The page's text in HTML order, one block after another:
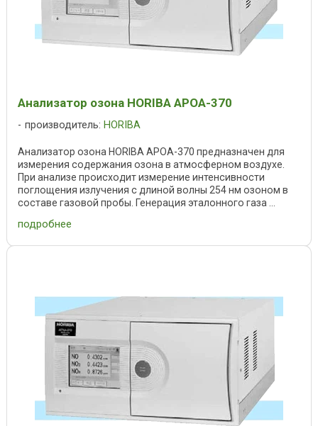
Анализатор озона HORIBA APOA-370
производитель: HORIBA
Анализатор озона HORIBA APOA-370 предназначен для
измерения содержания озона в атмосферном воздухе.
При анализе происходит измерение интенсивности
поглощения излучения с длиной волны 254 нм озоном в
составе газовой пробы. Генерация эталонного газа ...
подробнее